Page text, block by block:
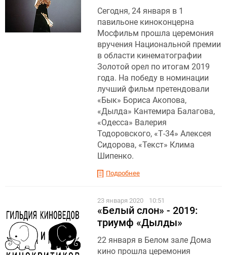
Сегодня, 24 января в 1
павильоне киноконцерна
Мосфильм прошла церемония
вручения Национальной премии
в области кинематографии
Золотой орел по итогам 2019
года. На победу в номинации
лучший фильм претендовали
«Бык» Бориса Акопова,
«Дылда» Кантемира Балагова,
«Одесса» Валерия
Тодоровского, «Т-34» Алексея
Сидорова, «Текст» Клима
Шипенко.
Подробнее
23 января 2020 10:51
«Белый слон» - 2019:
триумф «Дылды»
22 января в Белом зале Дома
кино прошла церемония